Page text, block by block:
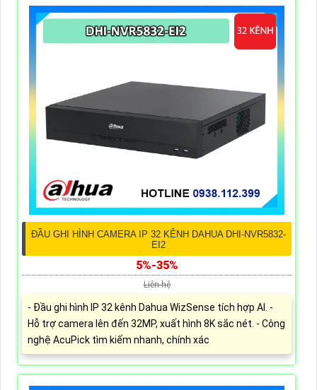
ĐẦU GHI HÌNH CAMERA IP 32 KÊNH DAHUA DHI-NVR5832-
EI2
5%-35%
Liên hệ
- Đầu ghi hình IP 32 kênh Dahua WizSense tích hợp AI. -
Hỗ trợ camera lên đến 32MP, xuất hình 8K sắc nét. - Công
nghệ AcuPick tìm kiếm nhanh, chính xác